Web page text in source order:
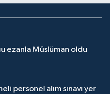
ezanla Müslüman oldu
personel alım sınavı yer